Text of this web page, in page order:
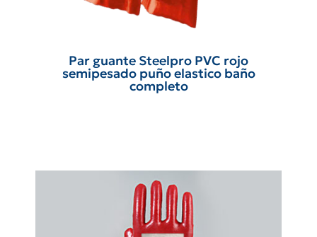
Par guante Steelpro PVC rojo
semipesado puño elastico baño
completo